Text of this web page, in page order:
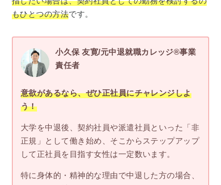
もひとつの方法です。
小久保 友寛/元中退就職カレッジ®事業
責任者
意欲があるなら、ぜひ正社員にチャレンジしよ
う！
大学を中退後、契約社員や派遣社員といった「非
正規」として働き始め、そこからステップアップ
して正社員を目指す女性は一定数います。
特に身体的・精神的な理由で中退した方の場合、